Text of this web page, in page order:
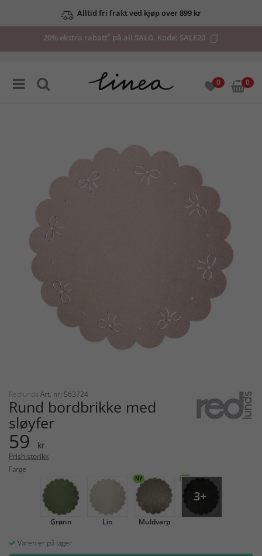
Alltid fri frakt ved kjøp over 899 kr
20% ekstra rabatt* på all SALG. Kode: SALE20
0 0
Redlunds Art. nr: 563724
Rund bordbrikke med
sløyfer
59 kr
Prishistorikk
Farge
Grønn Lin
NY
Muldvarp
NY
3+
Varen er på lager